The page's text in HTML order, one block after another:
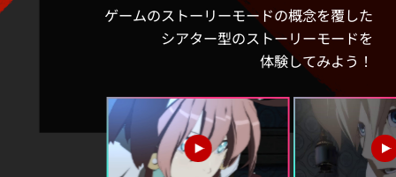
ゲームのストーリーモードの概念を覆した
シアター型のストーリーモードを
体験してみよう！